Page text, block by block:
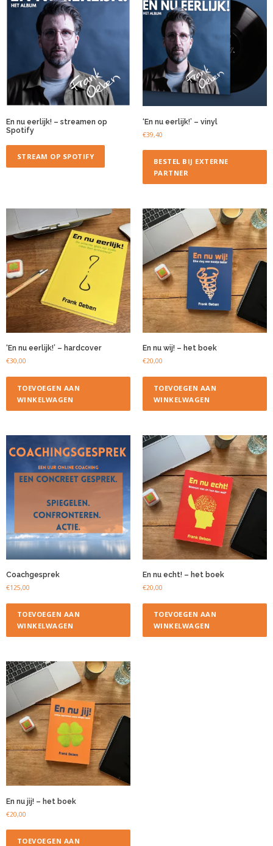
En nu eerlijk! – streamen op
Spotify
STREAM OP SPOTIFY
‘En nu eerlijk!’ – vinyl
€39,40
BESTEL BIJ EXTERNE
PARTNER
‘En nu eerlijk!’ – hardcover
€30,00
TOEVOEGEN AAN
WINKELWAGEN
En nu wij! – het boek
€20,00
TOEVOEGEN AAN
WINKELWAGEN
Coachgesprek
€125,00
TOEVOEGEN AAN
WINKELWAGEN
En nu echt! – het boek
€20,00
TOEVOEGEN AAN
WINKELWAGEN
En nu jij! – het boek
€20,00
TOEVOEGEN AAN